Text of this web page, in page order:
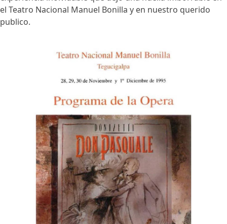
el Teatro Nacional Manuel Bonilla y en nuestro querido
publico.